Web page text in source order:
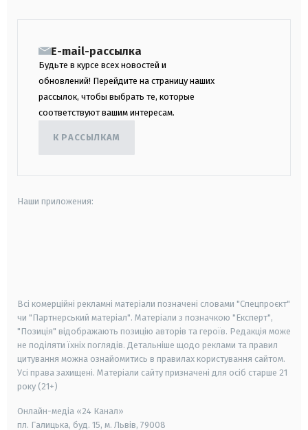
E-mail-рассылка
Будьте в курсе всех новостей и
обновлений! Перейдите на страницу наших
рассылок, чтобы выбрать те, которые
соответствуют вашим интересам.
К РАССЫЛКАМ
Наши приложения:
Всі комерційні рекламні матеріали позначені словами "Спецпроєкт"
чи "Партнерський матеріал". Матеріали з позначкою "Експерт",
"Позиція" відображають позицію авторів та героїв. Редакція може
не поділяти їхніх поглядів. Детальніше щодо реклами та правил
цитування можна ознайомитись в правилах користування сайтом.
Усі права захищені. Матеріали сайту призначені для осіб старше 21
року (21+)
Онлайн-медіа «24 Канал»
пл. Галицька, буд. 15, м. Львів, 79008